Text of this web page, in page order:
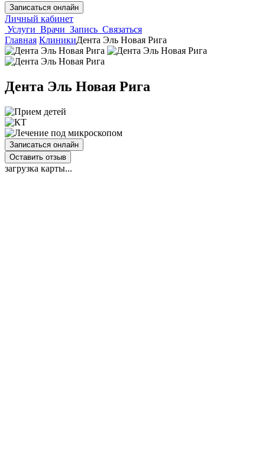
Записаться онлайн
Личный кабинет
Услуги Врачи Запись Связаться
Главная КлиникиДента Эль Новая Рига
Дента Эль Новая Рига
Записаться онлайн
Оставить отзыв
загрузка карты...